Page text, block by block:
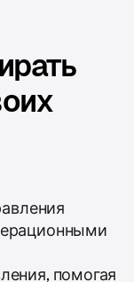
помогая